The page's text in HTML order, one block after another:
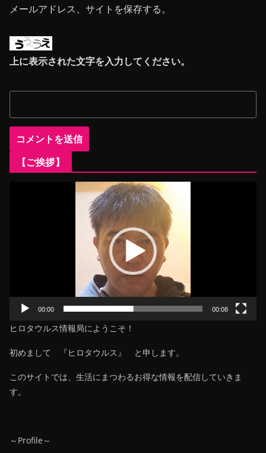
メールアドレス、サイトを保存する。
上に表示された文字を入力してください。
【ご挨拶】
00:00 00:08
ヒロタウルス情報局にようこそ！
初めまして 『ヒロタウルス』 と申します。
このサイトでは、生活にまつわるお得な情報を配信していきま
す。
～Profile～